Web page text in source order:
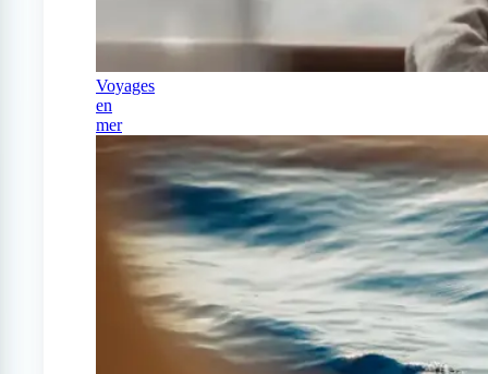
Voyages
en
mer